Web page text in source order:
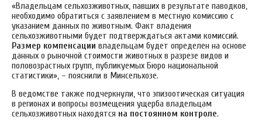
«Владельцам сельхозживотных, павших в результате паводков,
необходимо обратиться с заявлением в местную комиссию с
указанием данных по животным. Факт владения
сельхозживотными будет подтверждаться актами комиссий.
Размер компенсации владельцам будет определен на основе
данных о рыночной стоимости животных в разрезе видов и
половозрастных групп, публикуемых Бюро национальной
статистики», – пояснили в Минсельхозе.
В ведомстве также подчеркнули, что эпизоотическая ситуация
в регионах и вопросы возмещения ущерба владельцам
сельхозживотных находятся на постоянном контроле.